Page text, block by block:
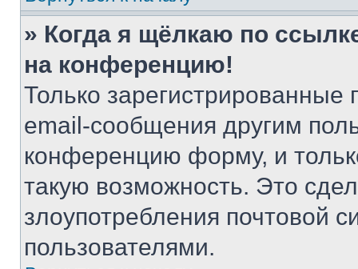
» Когда я щёлкаю по
на конференцию!
Только зарегистрированные
email-сообщения другим
конференцию форму, и
такую возможность. Это
злоупотребления почтовой
пользователями.